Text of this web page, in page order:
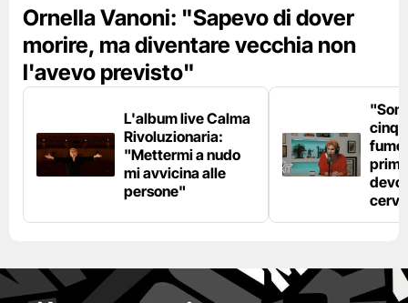
Ornella Vanoni: "Sapevo di dover
morire, ma diventare vecchia non
l'avevo previsto"
L'album live Calma
Rivoluzionaria:
"Mettermi a nudo
mi avvicina alle
persone"
fumo
devo